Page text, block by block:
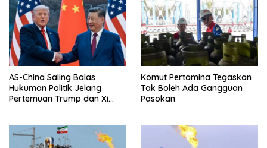
AS-China Saling Balas
Hukuman Politik Jelang
Pertemuan Trump dan Xi
Komut Pertamina Tegaskan
Tak Boleh Ada Gangguan
Pasokan